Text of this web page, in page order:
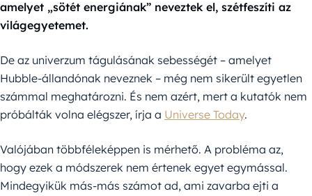
amelyet „sötét energiának” neveztek el, szétfeszíti az
világegyetemet.
De az univerzum tágulásának sebességét – amelyet
Hubble-állandónak neveznek – még nem sikerült egyetlen
számmal meghatározni. És nem azért, mert a kutatók nem
próbálták volna elégszer, írja a Universe Today.
Valójában többféleképpen is mérhető. A probléma az,
hogy ezek a módszerek nem értenek egyet egymással.
Mindegyikük más-más számot ad, ami zavarba ejti a